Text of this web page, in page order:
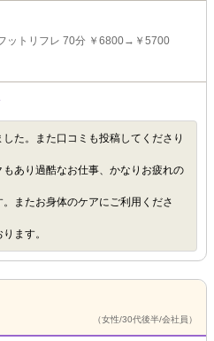
ットリフレ 70分 ￥6800→￥5700
た。また口コミも投稿してくださり
あり過酷なお仕事、かなりお疲れの
またお身体のケアにご利用くださ
ます。
（女性/30代後半/会社員）